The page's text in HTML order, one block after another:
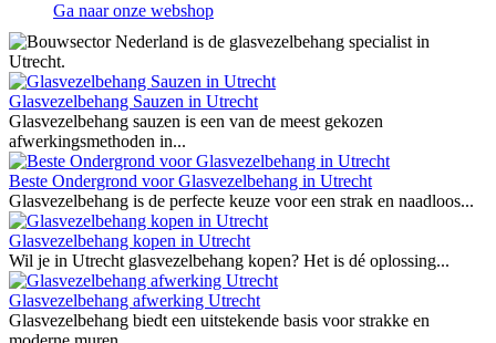
Ga naar onze webshop
Glasvezelbehang Sauzen in Utrecht
Glasvezelbehang sauzen is een van de meest gekozen
afwerkingsmethoden in...
Beste Ondergrond voor Glasvezelbehang in Utrecht
Glasvezelbehang is de perfecte keuze voor een strak en naadloos...
Glasvezelbehang kopen in Utrecht
Wil je in Utrecht glasvezelbehang kopen? Het is dé oplossing...
Glasvezelbehang afwerking Utrecht
Glasvezelbehang biedt een uitstekende basis voor strakke en